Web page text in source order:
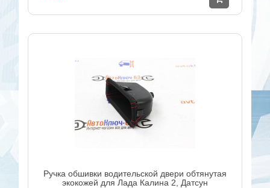
Ручка обшивки водительской двери обтянутая
экокожей для Лада Калина 2, Датсун